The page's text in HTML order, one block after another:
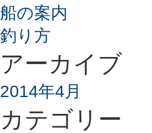
船の案内
釣り方
アーカイブ
2014年4月
カテゴリー